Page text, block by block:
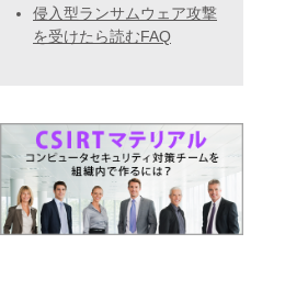
侵入型ランサムウェア攻撃
を受けたら読むFAQ